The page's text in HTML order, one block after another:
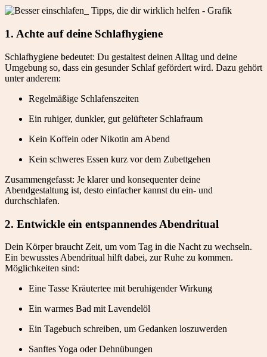
1. Achte auf deine Schlafhygiene
Schlafhygiene bedeutet: Du gestaltest deinen Alltag und deine
Umgebung so, dass ein gesunder Schlaf gefördert wird. Dazu gehört
unter anderem:
Regelmäßige Schlafenszeiten
Ein ruhiger, dunkler, gut gelüfteter Schlafraum
Kein Koffein oder Nikotin am Abend
Kein schweres Essen kurz vor dem Zubettgehen
Zusammengefasst: Je klarer und konsequenter deine
Abendgestaltung ist, desto einfacher kannst du ein- und
durchschlafen.
2. Entwickle ein entspannendes Abendritual
Dein Körper braucht Zeit, um vom Tag in die Nacht zu wechseln.
Ein bewusstes Abendritual hilft dabei, zur Ruhe zu kommen.
Möglichkeiten sind:
Eine Tasse Kräutertee mit beruhigender Wirkung
Ein warmes Bad mit Lavendelöl
Ein Tagebuch schreiben, um Gedanken loszuwerden
Sanftes Yoga oder Dehnübungen